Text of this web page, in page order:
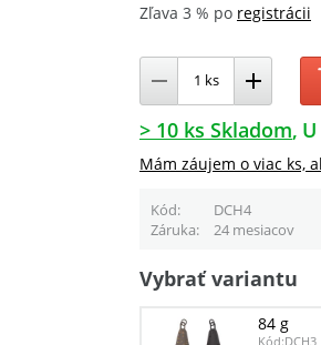
Zľava 3 % po registrácii
> 10 ks Skladom
Mám záujem o viac ks,
Kód DCH4
Záruka
24 mesiacov
Vybrať variantu
84 g
Kód:DCH3